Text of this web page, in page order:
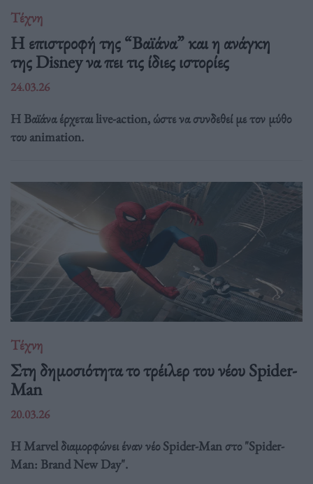
Τέχνη
Η επιστροφή της “Βαϊάνα” και η ανάγκη
της Disney να πει τις ίδιες ιστορίες
24.03.26
Η Βαϊάνα έρχεται live-action, ώστε να συνδεθεί με τον μύθο
του animation.
Τέχνη
Στη δημοσιότητα το τρέιλερ του νέου Spider-
Man
20.03.26
Η Marvel διαμορφώνει έναν νέο Spider-Man στο "Spider-
Man: Brand New Day".